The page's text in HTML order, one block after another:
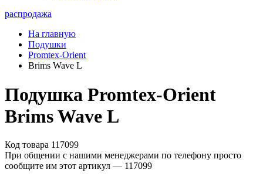
распродажа
На главную
Подушки
Promtex-Orient
Brims Wave L
Подушка Promtex-Orient
Brims Wave L
Код товара 117099
При общении с нашими менеджерами по телефону просто
сообщите им этот артикул — 117099